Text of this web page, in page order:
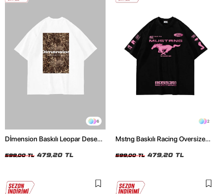
6
Dİmension Baskılı Leopar Desenli
Tshirt
599,00 TL 479,20 TL
2
Mstng Baskılı Racing Oversize
599,00 TL 479,20 TL